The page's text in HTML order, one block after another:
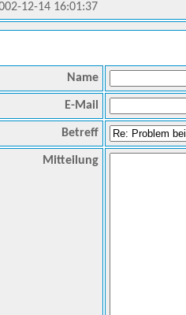
12-14 16:01:37
Name
E-Mail
Betreff
Mitteilung